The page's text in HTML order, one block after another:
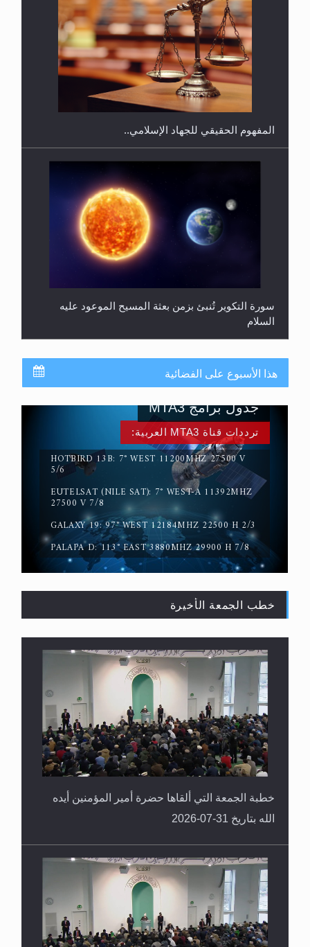
هل يجوز فتح مشروع كوافير نسائي للمحجبات وغير
المحجبات؟
السلام
حقيقة المسيح الدجال
القرآن قاضٍ وحكمٌ على السنة ومهيمنٌ عليها.. ليس
العكس
هذا الأسبوع على الفضائية
ترددات قناة MTA3 العربية:
HOTBIRD 13B: 7° WEST 11200MHZ 27500 V
5/6
EUTELSAT (NILE SAT): 7° WEST-A 11392MHZ
27500 V 7/8
GALAXY 19: 97° WEST 12184MHZ 22500 H 2/3
PALAPA D: 113° EAST 3880MHZ 29900 H 7/8
جدول برامج MTA3
خطب الجمعة الأخيرة
خطبة الجمعة التي ألقاها حضرة أمير المؤمنين أيده
الله بتاريخ 31-07-2026